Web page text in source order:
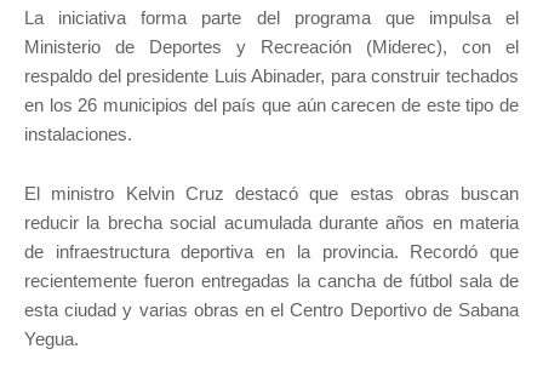
La iniciativa forma parte del programa que impulsa el
Ministerio de Deportes y Recreación (Miderec), con el
respaldo del presidente Luis Abinader, para construir techados
en los 26 municipios del país que aún carecen de este tipo de
instalaciones.
El ministro Kelvin Cruz destacó que estas obras buscan
reducir la brecha social acumulada durante años en materia
de infraestructura deportiva en la provincia. Recordó que
recientemente fueron entregadas la cancha de fútbol sala de
esta ciudad y varias obras en el Centro Deportivo de Sabana
Yegua.